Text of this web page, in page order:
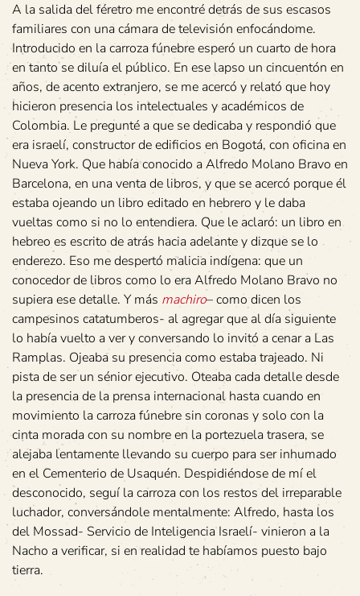
A la salida del féretro me encontré detrás de sus escasos
familiares con una cámara de televisión enfocándome.
Introducido en la carroza fúnebre esperó un cuarto de hora
en tanto se diluía el público. En ese lapso un cincuentón en
años, de acento extranjero, se me acercó y relató que hoy
hicieron presencia los intelectuales y académicos de
Colombia. Le pregunté a que se dedicaba y respondió que
era israelí, constructor de edificios en Bogotá, con oficina en
Nueva York. Que había conocido a Alfredo Molano Bravo en
Barcelona, en una venta de libros, y que se acercó porque él
estaba ojeando un libro editado en hebrero y le daba
vueltas como si no lo entendiera. Que le aclaró: un libro en
hebreo es escrito de atrás hacia adelante y dizque se lo
enderezo. Eso me despertó malicia indígena: que un
conocedor de libros como lo era Alfredo Molano Bravo no
supiera ese detalle. Y más machiro– como dicen los
campesinos catatumberos- al agregar que al día siguiente
lo había vuelto a ver y conversando lo invitó a cenar a Las
Ramplas. Ojeaba su presencia como estaba trajeado. Ni
pista de ser un sénior ejecutivo. Oteaba cada detalle desde
la presencia de la prensa internacional hasta cuando en
movimiento la carroza fúnebre sin coronas y solo con la
cinta morada con su nombre en la portezuela trasera, se
alejaba lentamente llevando su cuerpo para ser inhumado
en el Cementerio de Usaquén. Despidiéndose de mí el
desconocido, seguí la carroza con los restos del irreparable
luchador, conversándole mentalmente: Alfredo, hasta los
del Mossad- Servicio de Inteligencia Israelí- vinieron a la
Nacho a verificar, si en realidad te habíamos puesto bajo
tierra.